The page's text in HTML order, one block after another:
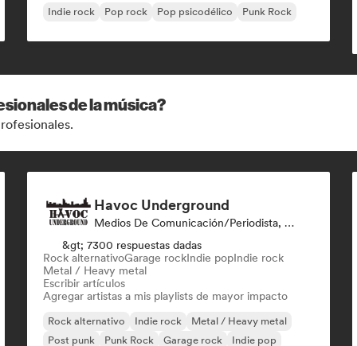
Indie rock
Pop rock Pop psicodélico Punk Rock
de la música?
Havoc Underground
Medios De Comunicación/Periodista, Playlist Curator
&gt; 7300 respuestas dadas
Rock alternativoGarage rockIndie popIndie rock
Metal / Heavy metal
Escribir artículos
Agregar artistas a mis playlists de mayor impacto
Rock alternativo Indie rock
Metal / Heavy metal
Post punk
Punk Rock Garage rock Indie pop